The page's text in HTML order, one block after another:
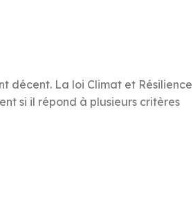
décent. La loi Climat et Résilience
si il répond à plusieurs critères